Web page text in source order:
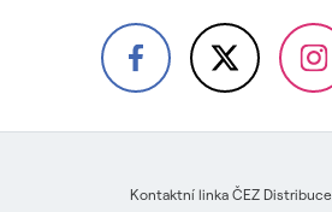
Kontaktní linka ČEZ Distribuce